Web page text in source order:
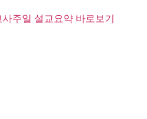
주일 설교요약 바로보기